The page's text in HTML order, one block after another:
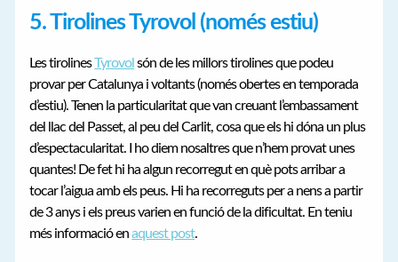
5. Tirolines Tyrovol (només estiu)
Les tirolinesTyrovolsón de les millors tirolines que podeu
provar per Catalunya i voltants (només obertes en temporada
d’estiu). Tenen la particularitat que van creuant l’embassament
del llac del Passet, al peu del Carlit, cosa que els hi dóna un plus
d’espectacularitat. I ho diem nosaltres que n’hem provat unes
quantes! De fet hi ha algun recorregut en què pots arribar a
tocar l’aigua amb els peus. Hi ha recorreguts per a nens a partir
de 3 anys i els preus varien en funció de la dificultat. En teniu
més informació enaquest post.